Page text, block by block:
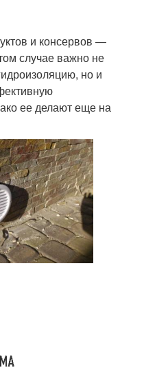
и консервов —
случае важно не
но и
ее делают еще на